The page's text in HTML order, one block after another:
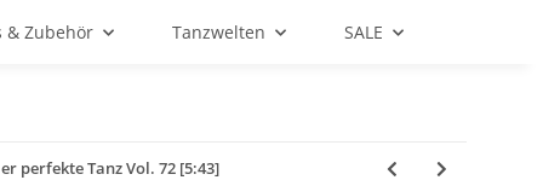
& Zubehör Tanzwelten SALE
perfekte Tanz Vol. 72 [5:43]